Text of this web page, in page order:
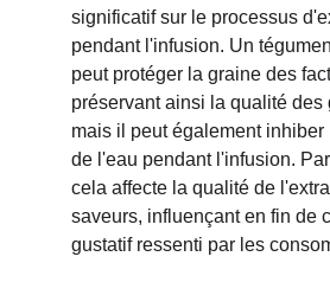
significatif sur le processus
pendant l'infusion. Un
peut protéger la graine des
préservant ainsi la qualité des
mais il peut également inhiber
de l'eau pendant l'infusion.
cela affecte la qualité de
saveurs, influençant en fin de
gustatif ressenti par les